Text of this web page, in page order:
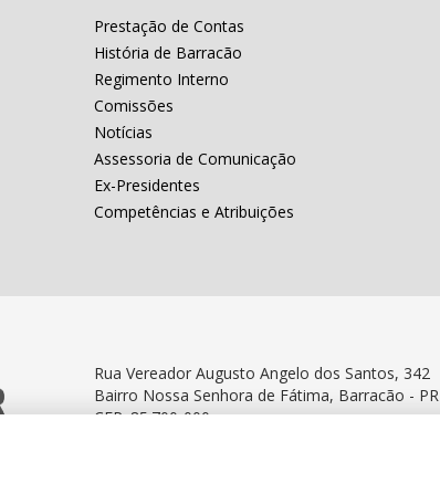
Prestação de Contas
História de Barracão
Regimento Interno
Comissões
Notícias
Assessoria de Comunicação
Ex-Presidentes
Competências e Atribuições
Rua Vereador Augusto Angelo dos Santos, 342
Bairro Nossa Senhora de Fátima, Barracão - PR
CEP: 85.700-000